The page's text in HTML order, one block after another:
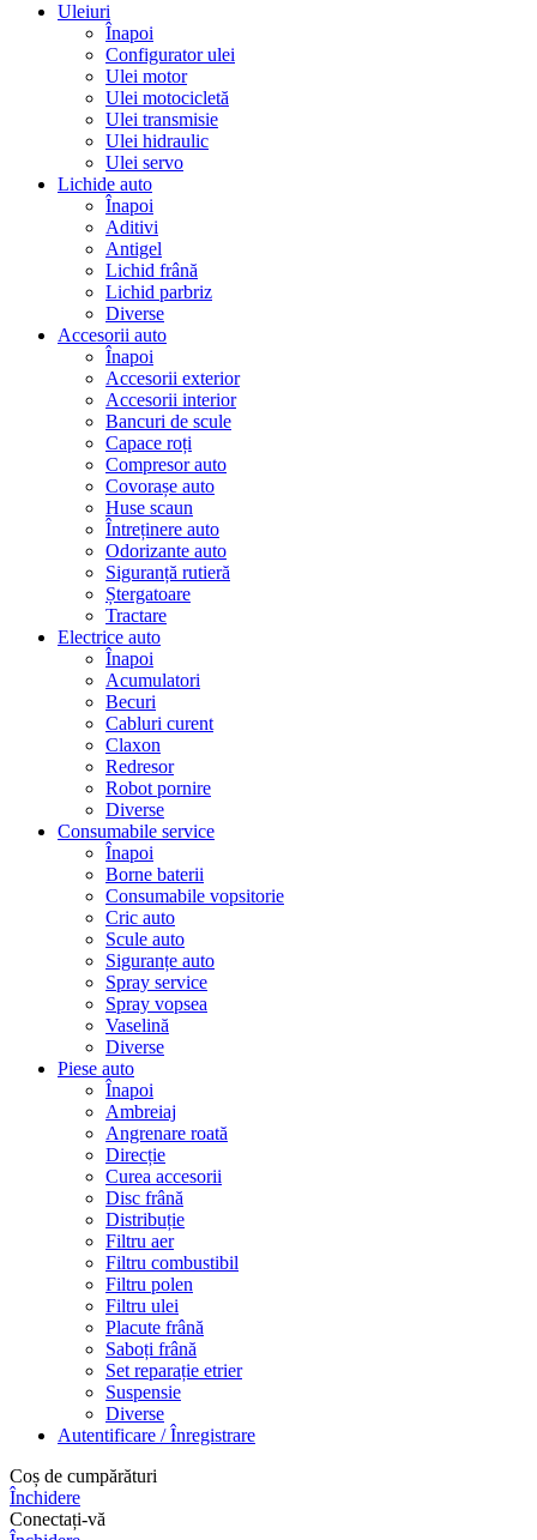
Uleiuri
Înapoi
Configurator ulei
Ulei motor
Ulei motocicletă
Ulei transmisie
Ulei hidraulic
Ulei servo
Lichide auto
Înapoi
Aditivi
Antigel
Lichid frână
Lichid parbriz
Diverse
Accesorii auto
Înapoi
Accesorii exterior
Accesorii interior
Bancuri de scule
Capace roți
Compresor auto
Covorașe auto
Huse scaun
Întreținere auto
Odorizante auto
Siguranță rutieră
Ștergatoare
Tractare
Electrice auto
Înapoi
Acumulatori
Becuri
Cabluri curent
Claxon
Redresor
Robot pornire
Diverse
Consumabile service
Înapoi
Borne baterii
Consumabile vopsitorie
Cric auto
Scule auto
Siguranțe auto
Spray service
Spray vopsea
Vaselină
Diverse
Piese auto
Înapoi
Ambreiaj
Angrenare roată
Direcție
Curea accesorii
Disc frână
Distribuție
Filtru aer
Filtru combustibil
Filtru polen
Filtru ulei
Placute frână
Saboți frână
Set reparație etrier
Suspensie
Diverse
Autentificare / Înregistrare
Coș de cumpărături
Închidere
Conectați-vă